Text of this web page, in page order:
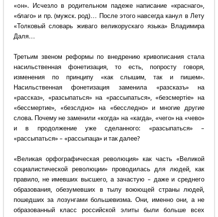
«oн». Исчезло в родительном падеже написание «краснаго»,
«благо» и пр. (мужск. род)… После этого навсегда канул в Лету
«Толковый словарь живаго великорускаго языка» Владимира
Даля…
Третьим звеном реформы по внедрению кривописания стала
насильственная фонетизация, то есть, попросту говоря,
изменения по принципу «как слышим, так и пишем».
Насильственная фонетизация заменила «разсказъ» на
«рассказ», «разсыпаться» на «рассыпаться», «безсмертіе» на
«бессмертие», «безслдно» на «бесследно» и многие другие
слова. Почему не заменили «когда» на «кагда», «чего» на «чево»
и в продолжение уже сделанного: «разсыпаться» –
«рассыпаться» – «рассыпаца» и так далее?
«Великая орфографическая революция» как часть «Великой
социалистической революции» проводилась для людей, как
правило, не имевших высшего, а зачастую – даже и среднего
образования, обезумевших в тылу воюющей страны людей,
пошедших за лозунгами большевизма. Они, именно они, а не
образованный класс российской элиты были больше всех